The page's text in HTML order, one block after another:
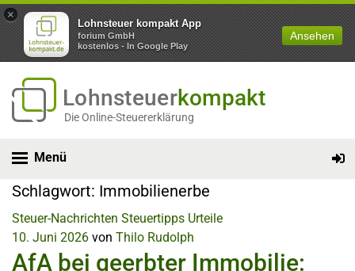
×
Lohnsteuer kompakt App
forium GmbH
kostenlos - In Google Play
Ansehen
Lohnsteuerkompakt
Die Online-Steuererklärung
Menü
Schlagwort: Immobilienerbe
Steuer-Nachrichten Steuertipps Urteile
10. Juni 2026 von Thilo Rudolph
AfA bei geerbter Immobilie: